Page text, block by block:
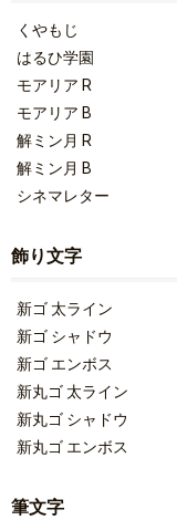
くやもじ
はるひ学園
モアリア R
モアリア B
解ミン月 R
解ミン月 B
シネマレター
飾り文字
新ゴ 太ライン
新ゴ シャドウ
新ゴ エンボス
新丸ゴ 太ライン
新丸ゴ シャドウ
新丸ゴ エンボス
筆文字